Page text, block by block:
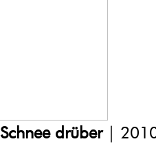
Schnee drüber|